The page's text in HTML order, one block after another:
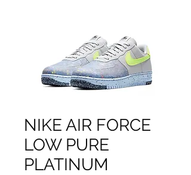
NIKE AIR FORCE
LOW PURE
PLATINUM